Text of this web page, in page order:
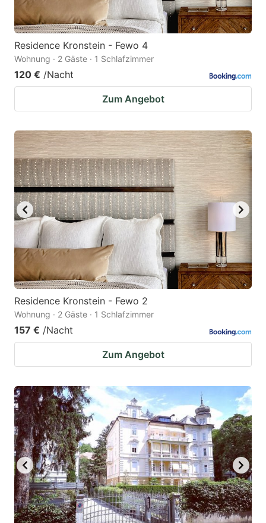
Residence Kronstein - Fewo 4
Wohnung · 2 Gäste · 1 Schlafzimmer
120 € /Nacht
Zum Angebot
Residence Kronstein - Fewo 2
Wohnung · 2 Gäste · 1 Schlafzimmer
157 € /Nacht
Zum Angebot